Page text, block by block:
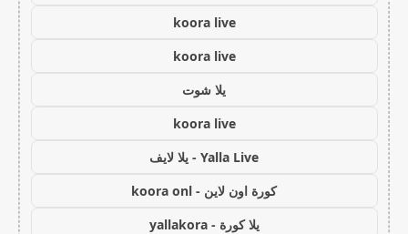
koora live
koora live
يلا شوت
koora live
Yalla Live - يلا لايف
كورة اون لاين - koora onl
يلا كورة - yallakora